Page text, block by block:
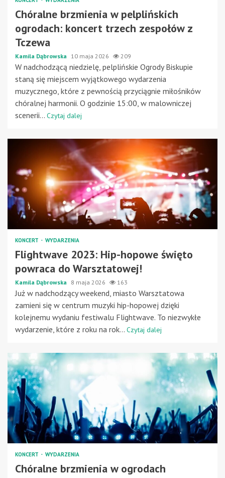
Chóralne brzmienia w pelplińskich
ogrodach: koncert trzech zespołów z
Tczewa
Kamila Dąbrowska 10 maja 2026 209
W nadchodzącą niedzielę, pelplińskie Ogrody Biskupie
staną się miejscem wyjątkowego wydarzenia
muzycznego, które z pewnością przyciągnie miłośników
chóralnej harmonii. O godzinie 15:00, w malowniczej
scenerii... Czytaj dalej
KONCERT WYDARZENIA
Flightwave 2023: Hip-hopowe święto
powraca do Warsztatowej!
Kamila Dąbrowska 8 maja 2026 163
Już w nadchodzący weekend, miasto Warsztatowa
zamieni się w centrum muzyki hip-hopowej dzięki
kolejnemu wydaniu festiwalu Flightwave. To niezwykłe
wydarzenie, które z roku na rok... Czytaj dalej
KONCERT WYDARZENIA
Chóralne brzmienia w ogrodach